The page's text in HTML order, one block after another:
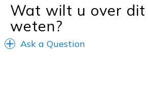
Wat wilt u over
weten?
Ask a Question